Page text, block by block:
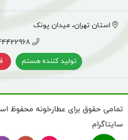
استان تهران، میدان پونک
تولید کننده هستم
تمامی حقوق برای عطارخونه محفوظ
سایتاگرام